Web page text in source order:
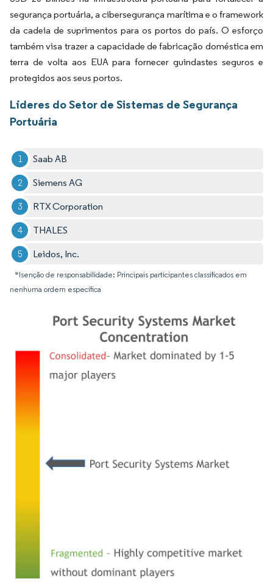
segurança portuária, a cibersegurança marítima e o framework
da cadeia de suprimentos para os portos do país. O esforço
também visa trazer a capacidade de fabricação doméstica em
terra de volta aos EUA para fornecer guindastes seguros e
protegidos aos seus portos.
Líderes do Setor de Sistemas de Segurança
Portuária
Saab AB
Siemens AG
RTX Corporation
THALES
Leidos, Inc.
*Isenção de responsabilidade: Principais participantes classificados em
nenhuma ordem específica